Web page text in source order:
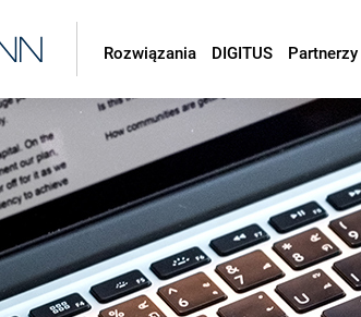
Rozwiązania DIGITUS Partnerzy